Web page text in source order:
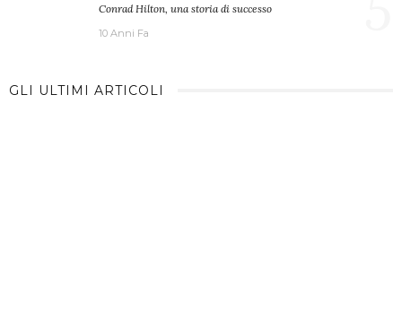
Conrad Hilton, una storia di successo
10 Anni Fa
GLI ULTIMI ARTICOLI